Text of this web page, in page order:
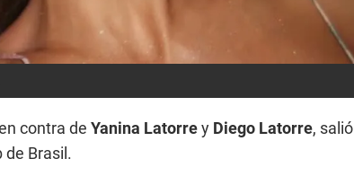
contra de Yanina Latorrey Diego Latorre, salió
de Brasil.